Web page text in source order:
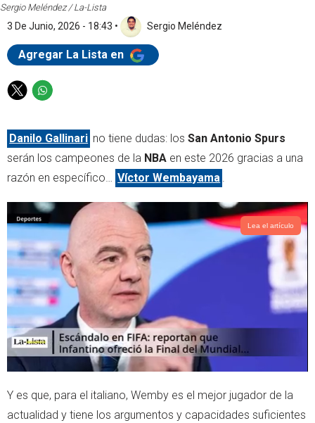
Sergio Meléndez / La-Lista
3 De Junio, 2026 - 18:43 • Sergio Meléndez
Agregar La Lista en
T
i
t
t
r
W
a
t
s
p
p
Danilo Gallinari no tiene dudas: losSan Antonio Spurs
serán los campeones de la NBA en este 2026 gracias a una
razón en específico… Víctor Wembayama .
Lea el artículo
Y es que, para el italiano, Wemby es el mejor jugador de la
actualidad y tiene los argumentos y capacidades suficientes